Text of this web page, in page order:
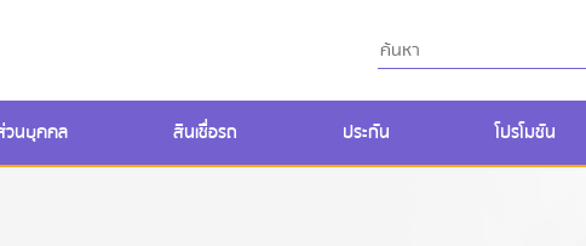
วนบุคคล สินเชื่อรถ ประกัน โปรโมชัน